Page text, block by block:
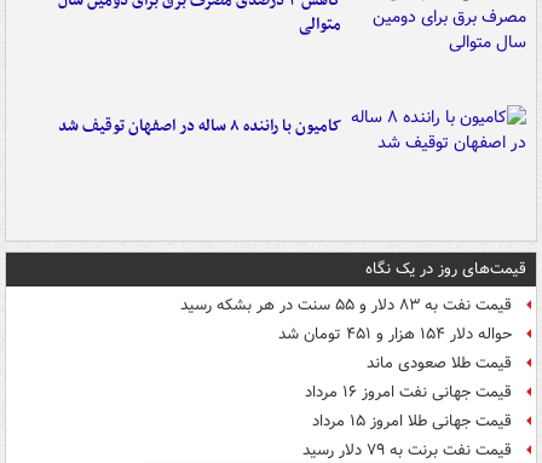
متوالی
کامیون با راننده ۸ ساله در اصفهان توقیف شد
قیمت‌های روز در یک نگاه
قیمت نفت به ۸۳ دلار و ۵۵ سنت در هر بشکه رسید
حواله دلار ۱۵۴ هزار و ۴۵۱ تومان شد
قیمت طلا صعودی ماند
قیمت جهانی نفت امروز ۱۶ مرداد
قیمت جهانی طلا امروز ۱۵ مرداد
قیمت نفت برنت به ۷۹ دلار رسید